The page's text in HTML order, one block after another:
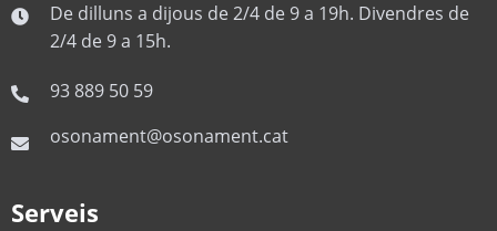
De dilluns a dijous de 2/4 de 9 a 19h. Divendres de
2/4 de 9 a 15h.
93 889 50 59
osonament@osonament.cat
Serveis